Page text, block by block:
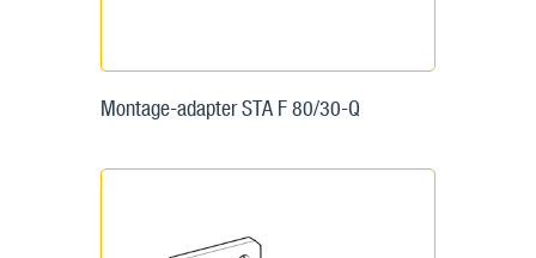
Montage-adapter STA F 80/30-Q